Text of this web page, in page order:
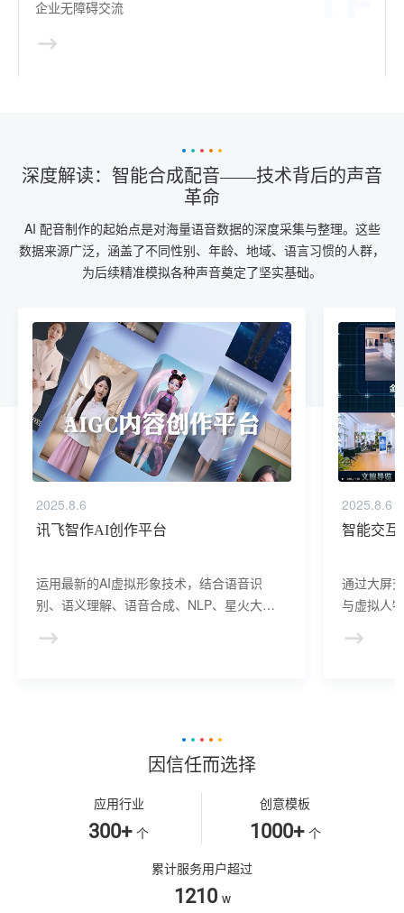
企业无障碍交流
深度解读：智能合成配音——技术背后的声音
革命
AI 配音制作的起始点是对海量语音数据的深度采集与整理。这些
数据来源广泛，涵盖了不同性别、年龄、地域、语言习惯的人群，
为后续精准模拟各种声音奠定了坚实基础。
2025.8.6
讯飞智作AI创作平台
运用最新的AI虚拟形象技术，结合语音识
别、语义理解、语音合成、NLP、星火大模
建、AI驱动、多模态交互的多场景虚拟人产
2025.8.6
智能交互
通过大屏
与虚拟人
景，可广
因信任而选择
应用行业
300+ 个
创意模板
1000+ 个
累计服务用户超过
1210 w